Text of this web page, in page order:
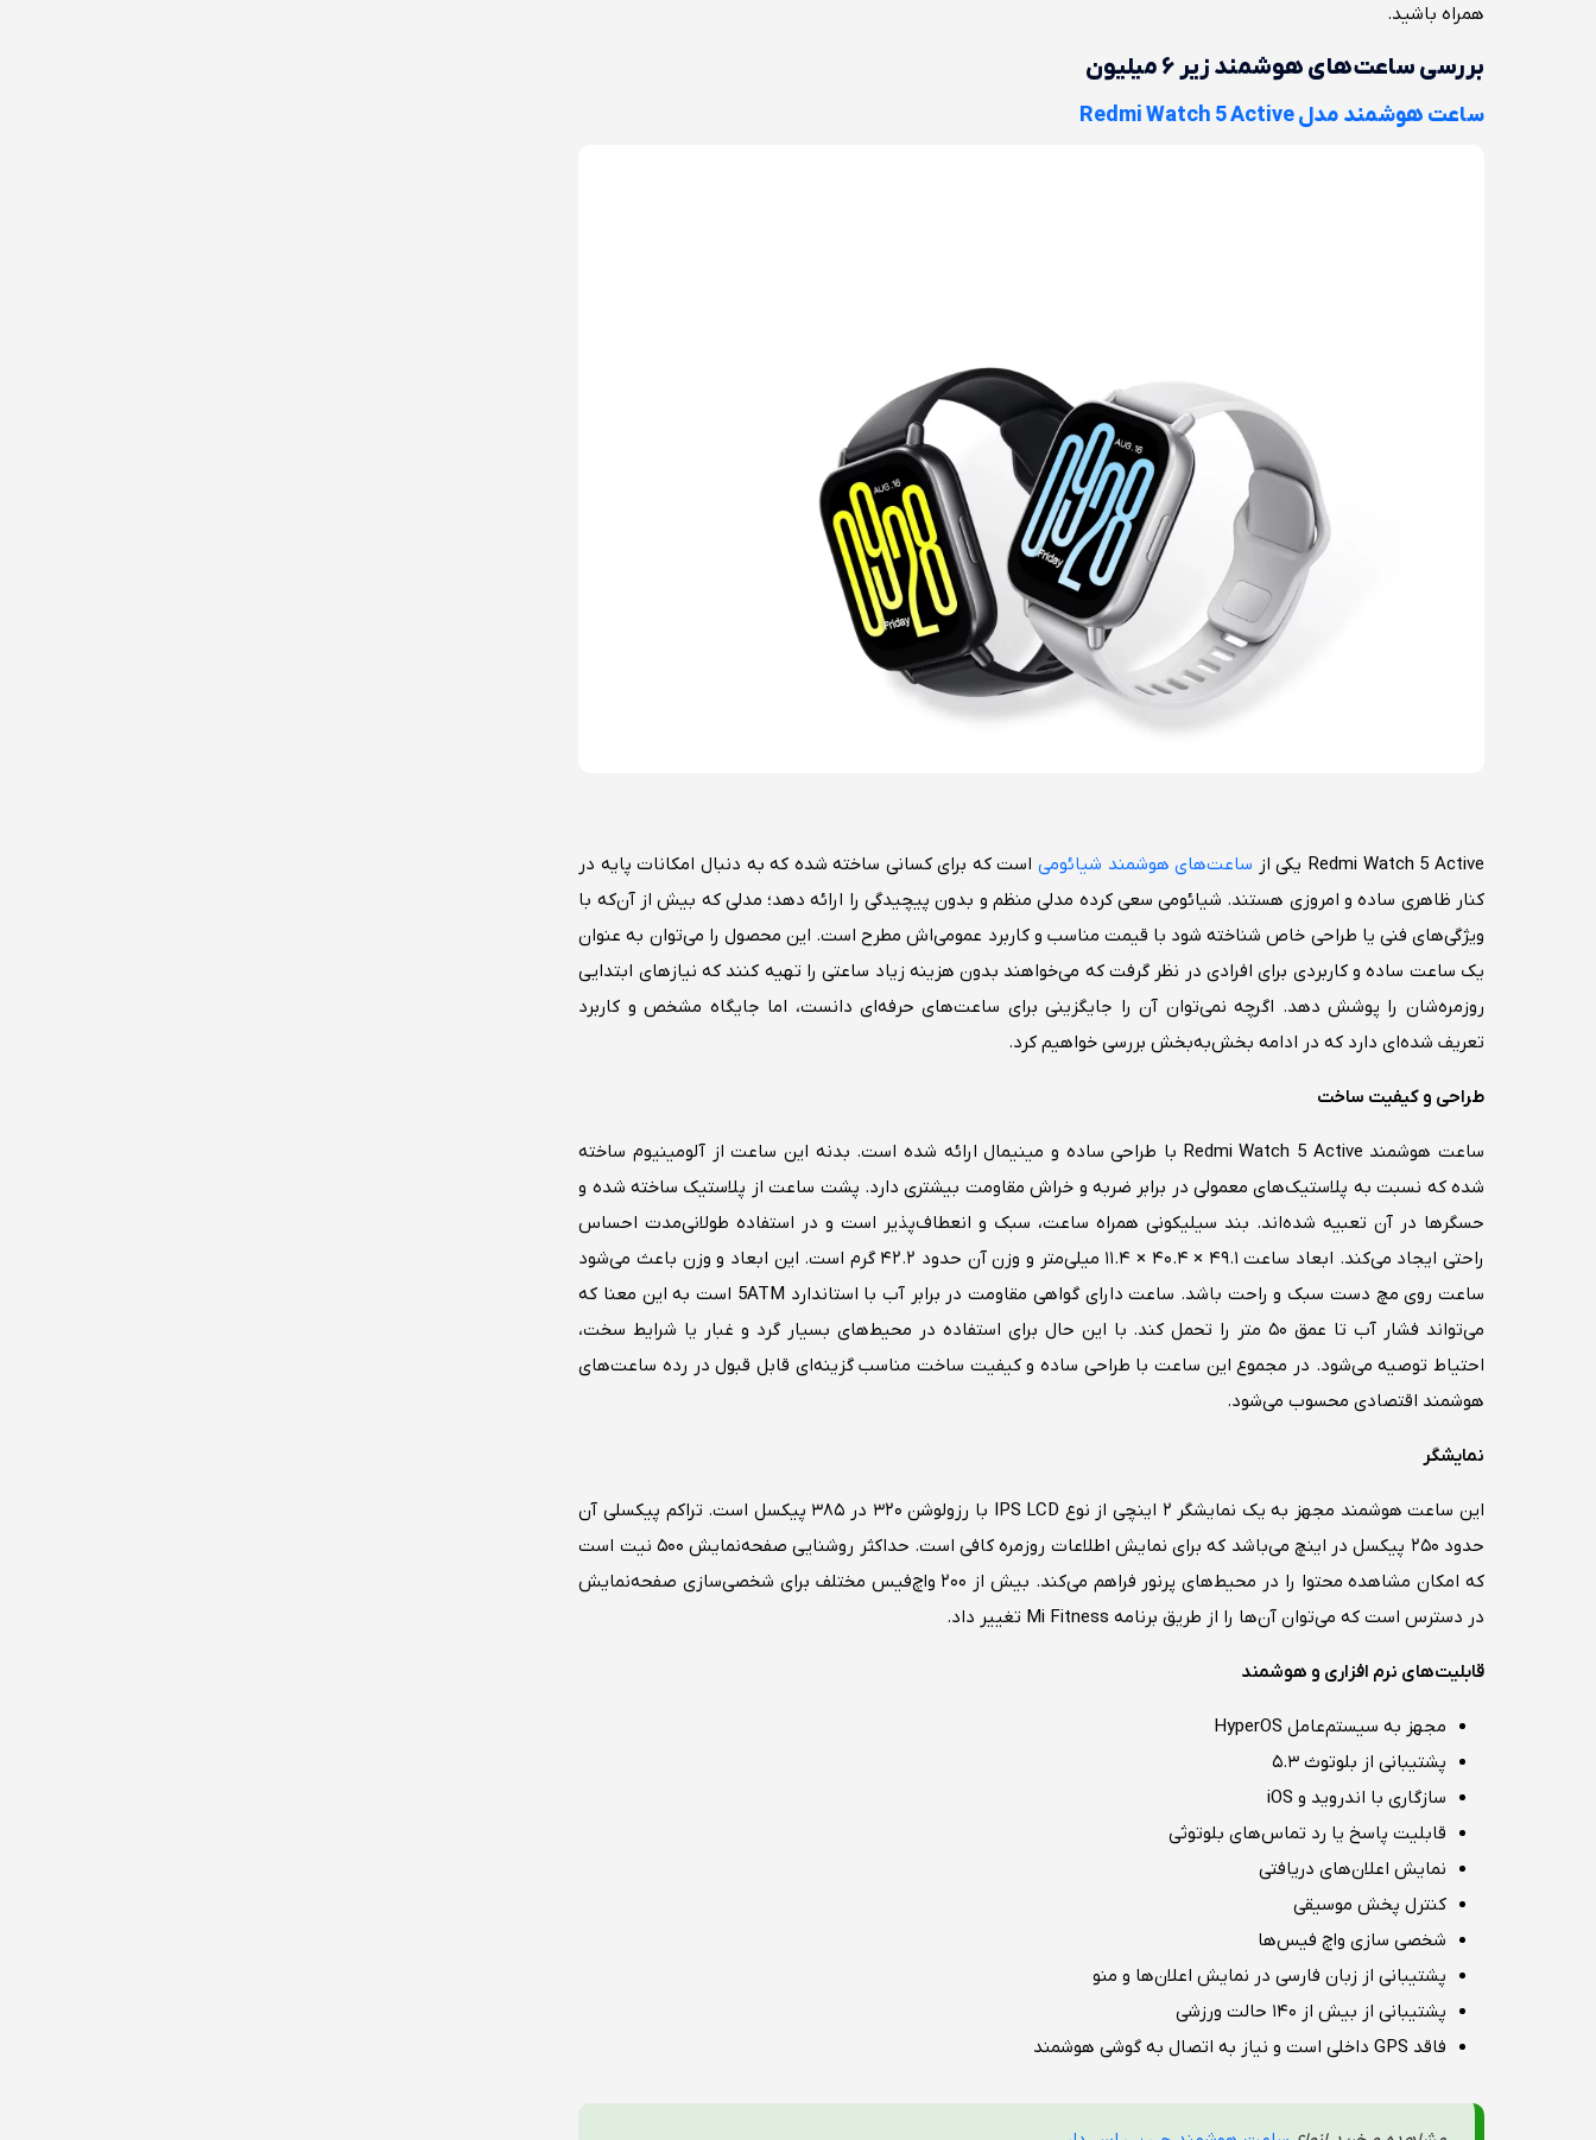
همراه باشید.
بررسی ساعت‌های هوشمند زیر ۶ میلیون
ساعت هوشمند مدل Redmi Watch 5 Active
Redmi Watch 5 Active یکی از ساعت‌های هوشمند شیائومی است که برای کسانی ساخته شده که به دنبال امکانات پایه در
کنار ظاهری ساده و امروزی هستند. شیائومی سعی کرده مدلی منظم و بدون پیچیدگی را ارائه دهد؛ مدلی که بیش از آن‌که با
ویژگی‌های فنی یا طراحی خاص شناخته شود با قیمت مناسب و کاربرد عمومی‌اش مطرح است. این محصول را می‌توان به ‌عنوان
یک ساعت ساده و کاربردی برای افرادی در نظر گرفت که می‌خواهند بدون هزینه زیاد ساعتی را تهیه کنند که نیازهای ابتدایی
روزمره‌شان را پوشش دهد. اگرچه نمی‌توان آن را جایگزینی برای ساعت‌های حرفه‌ای دانست، اما جایگاه مشخص و کاربرد
تعریف ‌شده‌ای دارد که در ادامه بخش‌به‌بخش بررسی خواهیم کرد.
طراحی و کیفیت ساخت
ساعت هوشمند Redmi Watch 5 Active با طراحی ساده و مینیمال ارائه شده است. بدنه این ساعت از آلومینیوم ساخته
شده که نسبت به پلاستیک‌های معمولی در برابر ضربه و خراش مقاومت بیشتری دارد. پشت ساعت از پلاستیک ساخته شده و
حسگرها در آن تعبیه شده‌اند. بند سیلیکونی همراه ساعت، سبک و انعطاف‌پذیر است و در استفاده طولانی‌مدت احساس
راحتی ایجاد می‌کند. ابعاد ساعت ۴۹.۱ × ۴۰.۴ × ۱۱.۴ میلی‌متر و وزن آن حدود ۴۲.۲ گرم است. این ابعاد و وزن باعث می‌شود
ساعت روی مچ دست سبک و راحت باشد. ساعت دارای گواهی مقاومت در برابر آب با استاندارد 5ATM است به این معنا که
می‌تواند فشار آب تا عمق ۵۰ متر را تحمل کند. با این حال برای استفاده در محیط‌های بسیار گرد و غبار یا شرایط سخت،
احتیاط توصیه می‌شود. در مجموع این ساعت با طراحی ساده و کیفیت ساخت مناسب گزینه‌ای قابل قبول در رده ساعت‌های
هوشمند اقتصادی محسوب می‌شود.
نمایشگر
این ساعت هوشمند مجهز به یک نمایشگر ۲ اینچی از نوع IPS LCD با رزولوشن ۳۲۰ در ۳۸۵ پیکسل است. تراکم پیکسلی آن
حدود ۲۵۰ پیکسل در اینچ می‌باشد که برای نمایش اطلاعات روزمره کافی است. حداکثر روشنایی صفحه‌نمایش ۵۰۰ نیت است
که امکان مشاهده محتوا را در محیط‌های پرنور فراهم می‌کند. بیش از ۲۰۰ واچ‌فیس مختلف برای شخصی‌سازی صفحه‌نمایش
در دسترس است که می‌توان آن‌ها را از طریق برنامه Mi Fitness تغییر داد.
قابلیت‌های نرم افزاری و هوشمند
مجهز به سیستم‌عامل HyperOS
پشتیبانی از بلوتوث ۵.۳
سازگاری با اندروید و iOS
قابلیت پاسخ یا رد تماس‌های بلوتوثی
نمایش اعلان‌های دریافتی
کنترل پخش موسیقی
شخصی سازی واچ فیس‌‌ها
پشتیبانی از زبان فارسی در نمایش اعلان‌ها و منو
پشتیبانی از بیش از ۱۴۰ حالت ورزشی
فاقد GPS داخلی است و نیاز به اتصال به گوشی هوشمند